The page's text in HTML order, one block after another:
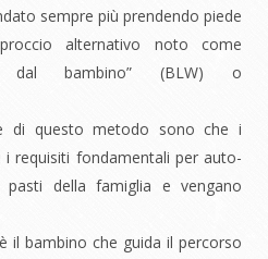
sempre più prendendo piede
alternativo noto come
dal bambino” (BLW) o
di questo metodo sono che i
requisiti fondamentali per auto-
pasti della famiglia e vengano
il bambino che guida il percorso